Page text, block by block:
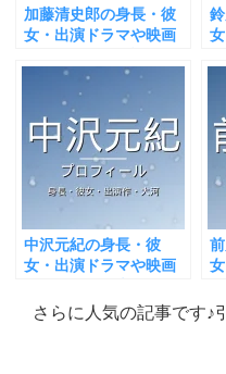
加藤清史郎の身長・彼
女・出演ドラマや映画
中沢元紀の身長・彼
女・出演ドラマや映画
さらに人気の記事です♪